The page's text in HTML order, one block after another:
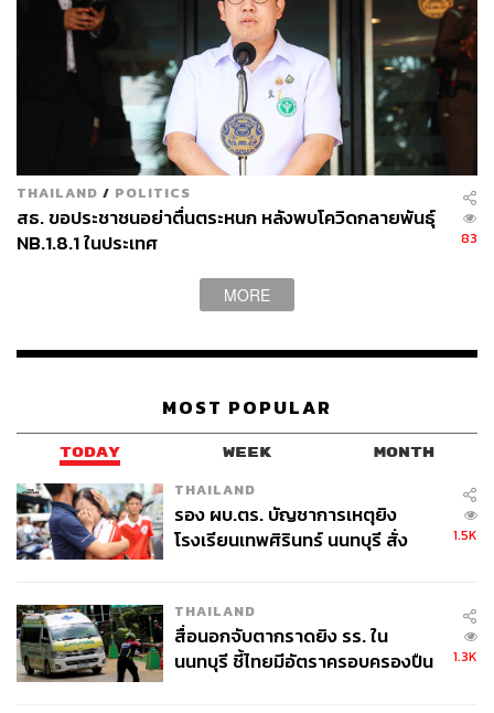
THAILAND / POLITICS
สธ. ขอประชาชนอย่าตื่นตระหนก หลังพบโควิดกลายพันธุ์
NB.1.8.1 ในประเทศ
83
MORE
MOST POPULAR
TODAY WEEK MONTH
THAILAND
รอง ผบ.ตร. บัญชาการเหตุยิง
โรงเรียนเทพศิรินทร์ นนทบุรี สั่ง
1.5K
THAILAND
สื่อนอกจับตากราดยิง รร. ใน
นนทบุรี ชี้ไทยมีอัตราครอบครองปืน
1.3K